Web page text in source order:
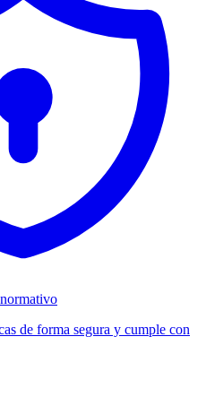
de forma segura y cumple con